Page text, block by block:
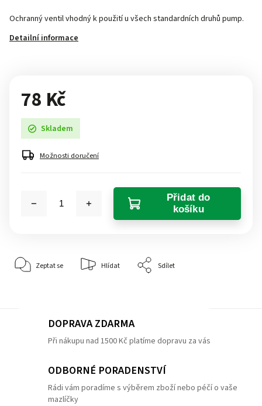
Ochranný ventil vhodný k použití u všech standardních druhů pump.
Detailní informace
78 Kč
Skladem
Možnosti doručení
Přidat do
košíku
Zeptat se Hlídat Sdílet
DOPRAVA ZDARMA
Při nákupu nad 1500 Kč platíme dopravu za vás
ODBORNÉ PORADENSTVÍ
Rádi vám poradíme s výběrem zboží nebo péčí o vaše
mazlíčky